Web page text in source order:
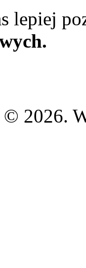
lepiej
© 2026.